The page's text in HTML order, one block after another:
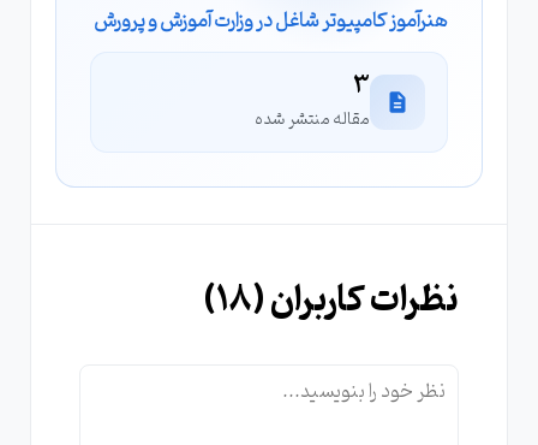
هنرآموز کامپیوتر شاغل در وزارت آموزش و پرورش
3
مقاله منتشر شده
نظرات کاربران (18
)